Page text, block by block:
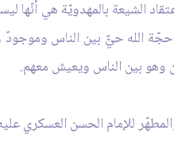
الشيعة بالمهدويّة هي أنّها
الله حيٌّ بين الناس
وهو بين الناس ويعيش معهم.
والمطهّر للإمام الحسن العسكري